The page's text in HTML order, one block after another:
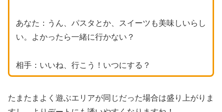
あなた：うん、パスタとか、スイーツも美味しいらし
い。よかったら一緒に行かない？
相手：いいね、行こう！いつにする？
たまたまよく遊ぶエリアが同じだった場合は盛り上がりま